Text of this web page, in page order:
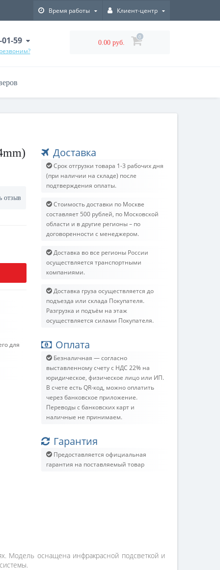
Время работы Клиент-центр
59 0.00 руб.
0
отзыв
для
Доставка
Срок отгрузки товара 1-3 рабочих дня
(при наличии на складе) после
подтверждения оплаты.
Стоимость доставки по Москве
составляет 500 рублей, по Московской
области и в другие регионы – по
договоренности с менеджером.
Доставка во все регионы России
осуществляется транспортными
компаниями.
Доставка груза осуществляется до
подъезда или склада Покупателя.
Разгрузка и подъём на этаж
осуществляется силами Покупателя.
Оплата
Безналичная — согласно
выставленному счету c НДС 22% на
юридическое, физическое лицо или ИП.
В счете есть QR-код, можно оплатить
через банковское приложение.
Переводы с банковских карт и
наличные не принимаем.
Гарантия
Предоставляется официальная
гарантия на поставляемый товар
Модель оснащена инфракрасной подсветкой и